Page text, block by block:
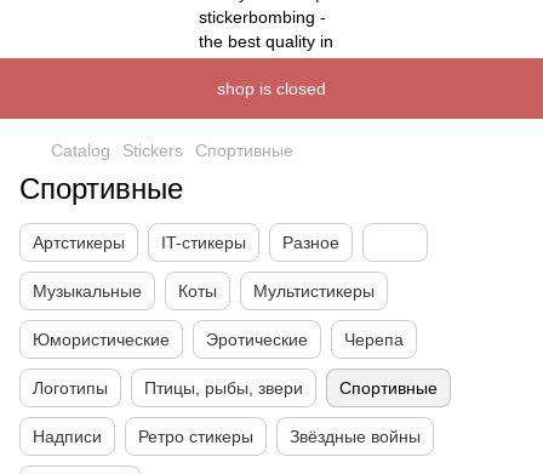
shop is closed
Catalog Stickers Спортивные
Спортивные
Артстикеры IT-стикеры Разное
Музыкальные Коты Мультистикеры
Юмористические Эротические Черепа
Логотипы Птицы, рыбы, звери Спортивные
Надписи Ретро стикеры Звёздные войны